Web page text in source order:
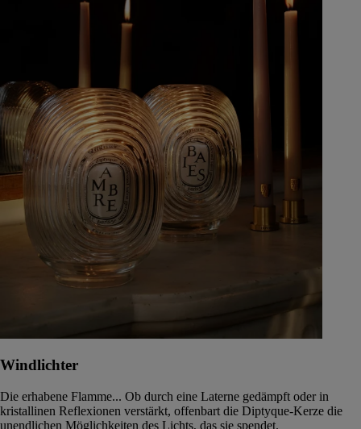
Windlichter
Die erhabene Flamme... Ob durch eine Laterne gedämpft oder in
kristallinen Reflexionen verstärkt, offenbart die Diptyque-Kerze die
unendlichen Möglichkeiten des Lichts, das sie spendet.